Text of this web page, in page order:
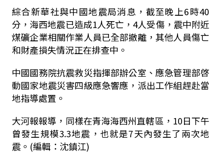
綜合新華社與中國地震局消息，截至晚上6時40
分，海西地震已造成1人死亡，4人受傷，震中附近
煤礦企業相關作業人員已全部撤離，其他人員傷亡
和財產損失情況正在排查中。
中國國務院抗震救災指揮部辦公室、應急管理部啓
動國家地震災害四級應急響應，派出工作組趕赴當
地指導處置。
大河報報導，同樣在青海海西州直轄區，10日下午
曾發生規模3.3地震，也就是7天內發生了兩次地
震。(編輯：沈鎮江)